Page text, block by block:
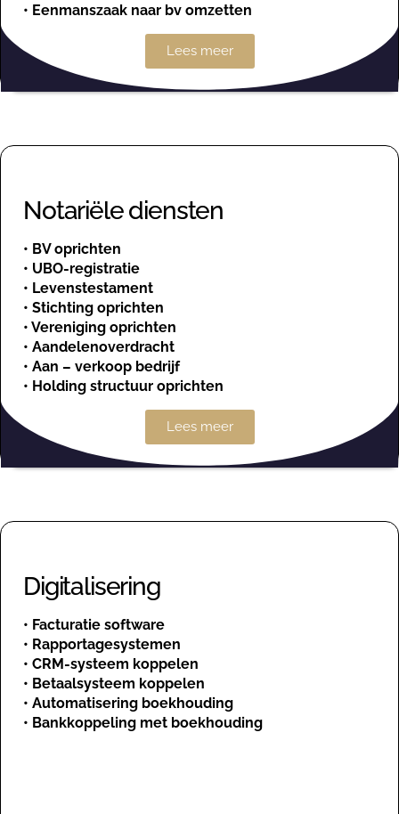
• Eenmanszaak naar bv omzetten
Lees meer
Notariële diensten
• BV oprichten
• UBO-registratie
• Levenstestament
• Stichting oprichten
• Vereniging oprichten
• Aandelenoverdracht
• Aan – verkoop bedrijf
• Holding structuur oprichten
Lees meer
Digitalisering
• Facturatie software
• Rapportagesystemen
• CRM-systeem koppelen
• Betaalsysteem koppelen
• Automatisering boekhouding
• Bankkoppeling met boekhouding